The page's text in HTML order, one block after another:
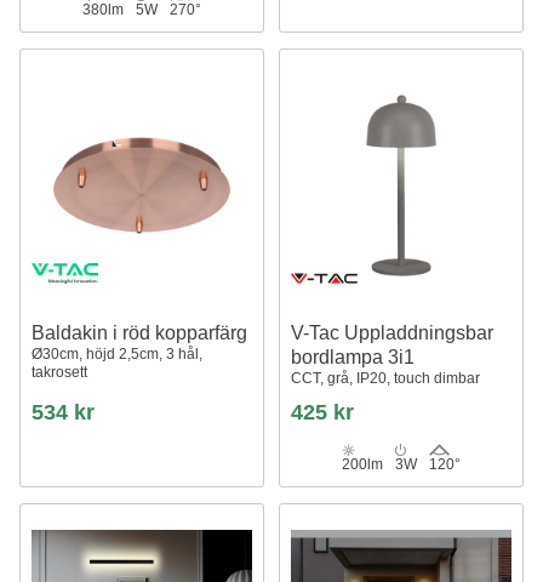
380lm 5W 270°
Baldakin i röd kopparfärg
Ø30cm, höjd 2,5cm, 3 hål,
takrosett
534 kr
V-Tac Uppladdningsbar
bordlampa 3i1
CCT, grå, IP20, touch dimbar
425 kr
200lm 3W 120°